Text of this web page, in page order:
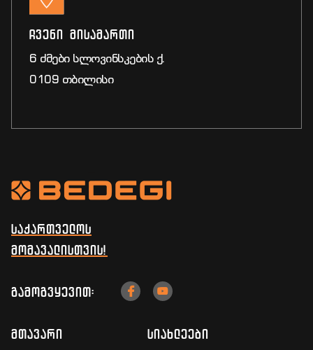
ჩვენი მისამართი
6 ძმები სლოვინსკების ქ.
0109 თბილისი
საქართველოს
მომავალისთვის!
გამოგვყევით:  
mTavari siaxleebi